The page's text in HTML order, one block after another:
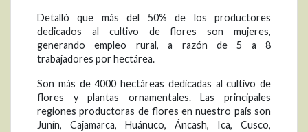
Detalló que más del 50% de los productores
dedicados al cultivo de flores son mujeres,
generando empleo rural, a razón de 5 a 8
trabajadores por hectárea.
Son más de 4000 hectáreas dedicadas al cultivo de
flores y plantas ornamentales. Las principales
regiones productoras de flores en nuestro país son
Junín, Cajamarca, Huánuco, Áncash, Ica, Cusco,